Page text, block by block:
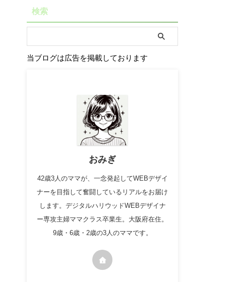
検索
当ブログは広告を掲載しております
おみぎ
42歳3人のママが、一念発起してWEBデザイ
ナーを目指して奮闘しているリアルをお届け
します。デジタルハリウッドWEBデザイナ
ー専攻主婦ママクラス卒業生。大阪府在住。
9歳・6歳・2歳の3人のママです。